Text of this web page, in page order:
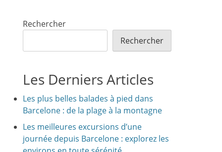
Rechercher
Rechercher
Les Derniers Articles
Les plus belles balades à pied dans
Barcelone : de la plage à la montagne
Les meilleures excursions d’une
journée depuis Barcelone : explorez les